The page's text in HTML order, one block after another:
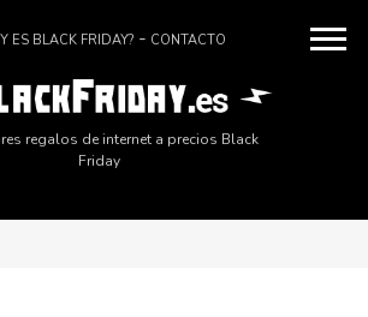
ES BLACK FRIDAY? CONTACTO
regalos de internet a precios Black
Friday